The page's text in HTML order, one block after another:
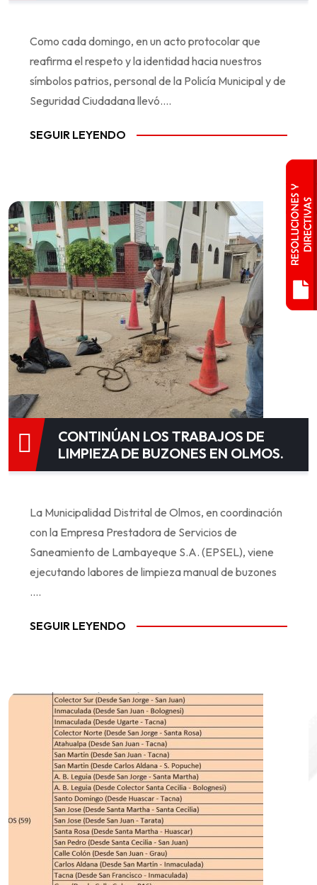
Como cada domingo, en un acto protocolar que
reafirma el respeto y la identidad hacia nuestros
símbolos patrios, personal de la Policía Municipal y de
Seguridad Ciudadana llevó....
SEGUIR LEYENDO
CONTINÚAN LOS TRABAJOS DE
LIMPIEZA DE BUZONES EN OLMOS.
La Municipalidad Distrital de Olmos, en coordinación
con la Empresa Prestadora de Servicios de
Saneamiento de Lambayeque S.A. (EPSEL), viene
ejecutando labores de limpieza manual de buzones
....
SEGUIR LEYENDO